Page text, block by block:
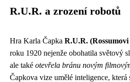
R.U.R. a zrození robotů
Hra Karla Čapka R.U.R.
roku 1920 nejenže obohatila světový
ale také otevřela bránu novým
Čapkova vize umělé inteligence,